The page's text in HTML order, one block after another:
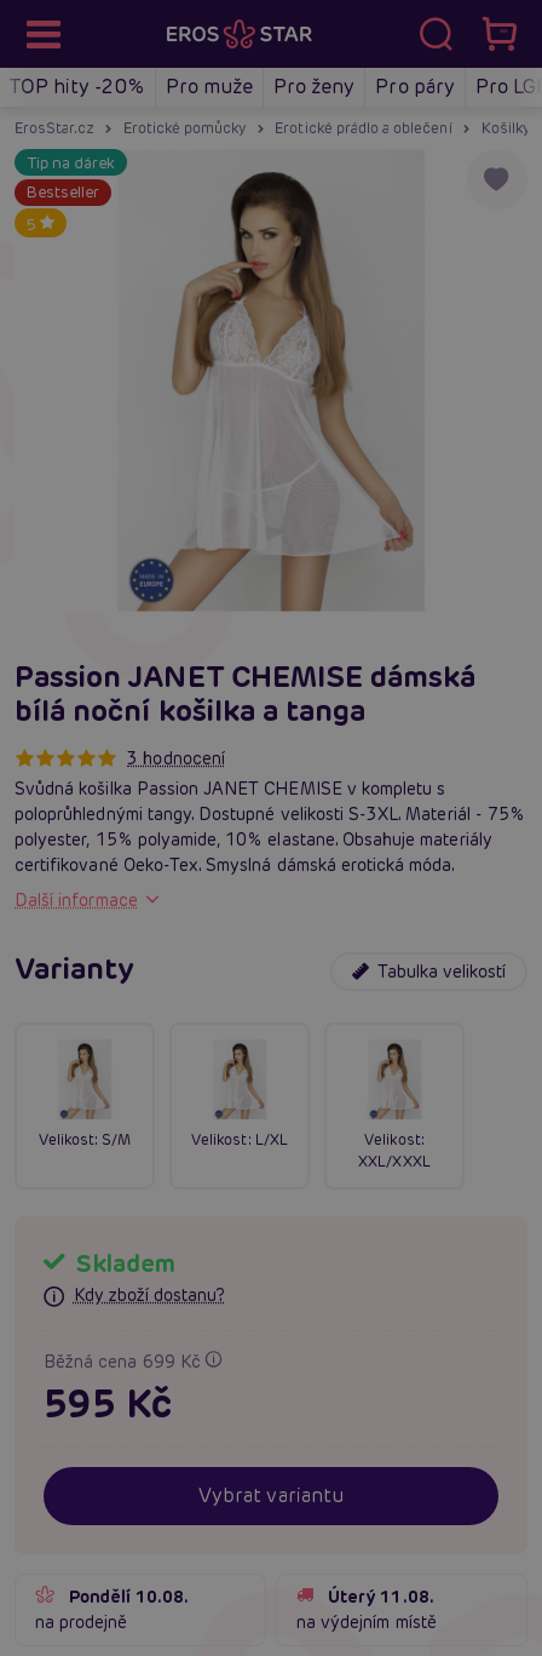
TOP hity -20% Pro muže Pro ženy Pro páry Pro
ErosStar.cz Erotické pomůcky Erotické prádlo a oblečení Košilky
Tip na dárek
Bestseller
5
Passion JANET CHEMISE dámská
bílá noční košilka a tanga
3 hodnocení
Svůdná košilka Passion JANET CHEMISE v kompletu s
poloprůhlednými tangy. Dostupné velikosti S-3XL. Materiál - 75%
polyester, 15% polyamide, 10% elastane. Obsahuje materiály
certifikované Oeko-Tex. Smyslná dámská erotická móda.
Další informace
Varianty Tabulka velikostí
Velikost: S/M Velikost: L/XL
Velikost:
XXL/XXXL
Skladem
Kdy zboží dostanu?
Běžná cena 699 Kč
595 Kč
Vybrat variantu
Pondělí 10.08.
na prodejně
Úterý 11.08.
na výdejním místě